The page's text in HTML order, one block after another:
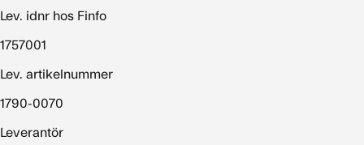
Lev. idnr hos Finfo
1757001
Lev. artikelnummer
1790-0070
Leverantör